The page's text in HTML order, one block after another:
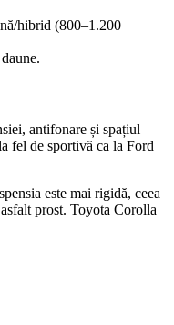
hibrid (800–1.200
antifonare și spațiul
fel de sportivă ca la Ford
este mai rigidă, ceea
prost. Toyota Corolla